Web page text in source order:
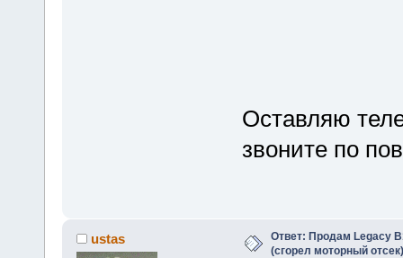
Оставляю
звоните по
ustas
Ответ: Продам Legacy
(сгорел моторный отсек)